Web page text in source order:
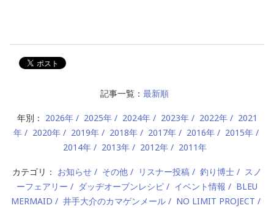
記事一覧： 最新順
年別： 2026年 2025年 2024年 2023年 2022年
2021
年
2020年 2019年 2018年 2017年 2016年
2015年
2014年
2013年 2012年 2011年
カテゴリ： お知らせ その他 リスナー投稿 釣り博士
スノ
ーフェアリー
ダッヂオーブンレシピ イベント情報
BLEU
MERMAID
井手大介のカマゲンメール
NO LIMIT PROJECT